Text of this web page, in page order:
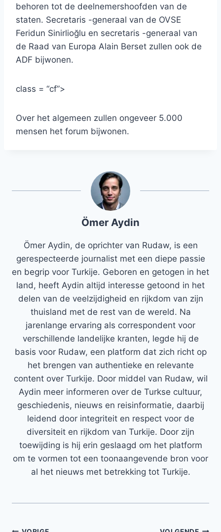
behoren tot de deelnemershoofden van de
staten. Secretaris -generaal van de OVSE
Feridun Sinirlioğlu en secretaris -generaal van
de Raad van Europa Alain Berset zullen ook de
ADF bijwonen.
class = “cf”>
Over het algemeen zullen ongeveer 5.000
mensen het forum bijwonen.
Ömer Aydin
Ömer Aydin, de oprichter van Rudaw, is een
gerespecteerde journalist met een diepe passie
en begrip voor Turkije. Geboren en getogen in het
land, heeft Aydin altijd interesse getoond in het
delen van de veelzijdigheid en rijkdom van zijn
thuisland met de rest van de wereld. Na
jarenlange ervaring als correspondent voor
verschillende landelijke kranten, legde hij de
basis voor Rudaw, een platform dat zich richt op
het brengen van authentieke en relevante
content over Turkije. Door middel van Rudaw, wil
Aydin meer informeren over de Turkse cultuur,
geschiedenis, nieuws en reisinformatie, daarbij
leidend door integriteit en respect voor de
diversiteit en rijkdom van Turkije. Door zijn
toewijding is hij erin geslaagd om het platform
om te vormen tot een toonaangevende bron voor
al het nieuws met betrekking tot Turkije.